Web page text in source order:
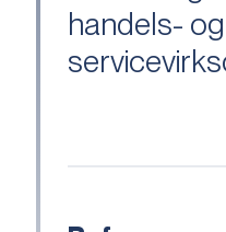
handels- og